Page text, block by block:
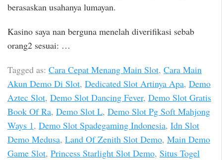
berasaskan usahanya lumayan.
Kasino saya nan berguna menelah diverifikasi sebab
orang2 sesuai: …
Tagged as: Cara Cepat Menang Main Slot, Cara Main
Akun Demo Di Slot, Dedicated Slot Artinya Apa, Demo
Aztec Slot, Demo Slot Dancing Fever, Demo Slot Gratis
Book Of Ra, Demo Slot L, Demo Slot Pg Soft Mahjong
Ways 1, Demo Slot Spadegaming Indonesia, Idn Slot
Demo Medusa, Land Of Zenith Slot Demo, Main Demo
Game Slot, Princess Starlight Slot Demo, Situs Togel